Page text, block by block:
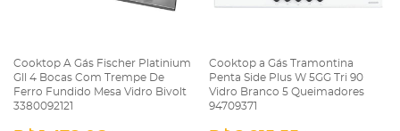
Cooktop A Gás Fischer Platinium
Gll 4 Bocas Com Trempe De
Ferro Fundido Mesa Vidro Bivolt
3380092121
Cooktop a Gás Tramontina
Penta Side Plus W 5GG Tri 90
Vidro Branco 5 Queimadores
94709371